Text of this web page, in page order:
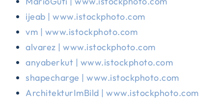
ijeab | www.istockphoto.com
vm | www.istockphoto.com
alvarez | www.istockphoto.com
anyaberkut | www.istockphoto.com
shapecharge | www.istockphoto.com
ArchitekturImBild | www.istockphoto.com